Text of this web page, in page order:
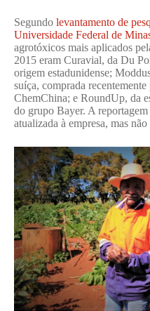
Segundo levantamento de
Universidade Federal de
agrotóxicos mais aplicados
2015 eram Curavial, da Du
origem estadunidense;
suíça, comprada recentemente
ChemChina; e RoundUp, da
do grupo Bayer. A
atualizada à empresa, mas